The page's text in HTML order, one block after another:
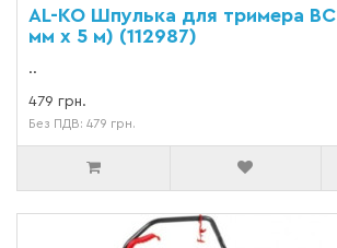
AL-KO Шпулька для тримера
мм x 5 м) (112987)
..
479 грн.
Без ПДВ: 479 грн.